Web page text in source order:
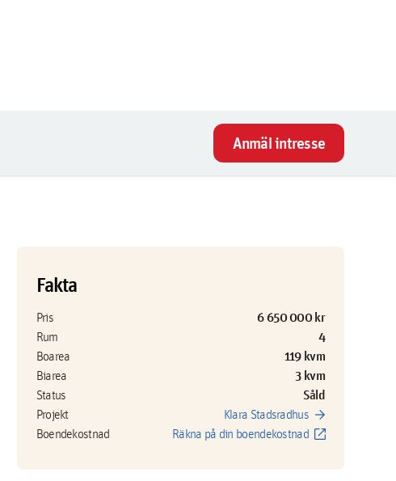
Anmäl intresse
Fakta
Pris 6 650 000 kr
Rum 4
Boarea 119 kvm
Biarea 3 kvm
Status Såld
Projekt Klara Stadsradhus arrow_forward
Boendekostnad Räkna på din boendekostnad open_in_new